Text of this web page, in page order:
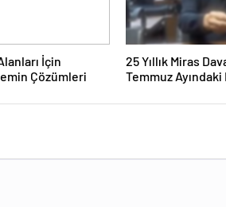
İçin
Çözümleri
25 Yıllık Miras
Temmuz Ayındaki